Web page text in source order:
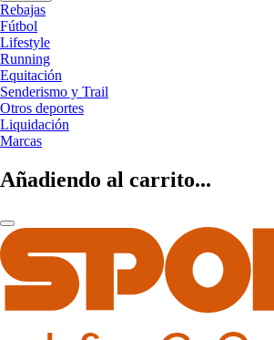
Rebajas
Fútbol
Lifestyle
Running
Equitación
Senderismo y Trail
Otros deportes
Liquidación
Marcas
Añadiendo al carrito...